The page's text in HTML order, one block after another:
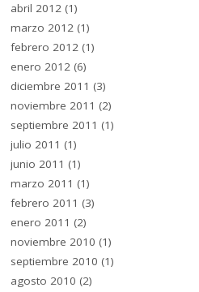
abril 2012 (1)
marzo 2012 (1)
febrero 2012 (1)
enero 2012 (6)
diciembre 2011 (3)
noviembre 2011 (2)
septiembre 2011 (1)
julio 2011 (1)
junio 2011 (1)
marzo 2011 (1)
febrero 2011 (3)
enero 2011 (2)
noviembre 2010 (1)
septiembre 2010 (1)
agosto 2010 (2)